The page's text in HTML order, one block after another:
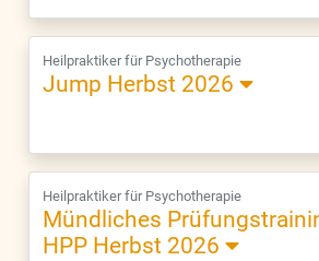
Heilpraktiker für Psychotherapie
Jump Herbst 2026
Heilpraktiker für Psychotherapie
Mündliches
HPP Herbst 2026